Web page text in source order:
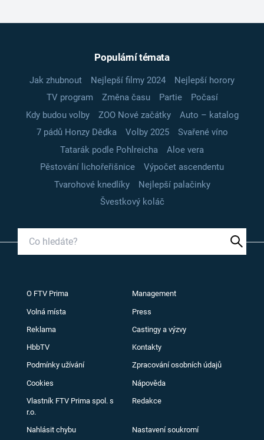
Populární témata
Jak zhubnout Nejlepší filmy 2024
Nejlepší horory
TV program
Změna času Partie
Počasí
Kdy budou volby
ZOO Nové začátky
Auto – katalog
7 pádů Honzy Dědka
Volby 2025
Svařené víno
Tatarák podle Pohlreicha
Aloe vera
Pěstování lichořeřišnice
Výpočet ascendentu
Tvarohové knedlíky
Nejlepší palačinky
Švestkový koláč
O FTV Prima Management
Volná místa Press
Reklama Castingy a výzvy
HbbTV Kontakty
Podmínky užívání Zpracování osobních údajů
Cookies Nápověda
Vlastník FTV Prima spol. s
r.o.
Redakce
Nahlásit chybu Nastavení soukromí